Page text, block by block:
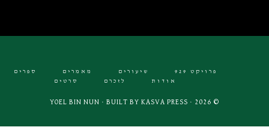
פרויקט 929 שיעורים מאמרים
ספרים
אודות
לזכרם סרטים
© 2026 · YOEL BIN NUN · BUILT BY
KASVA PRESS